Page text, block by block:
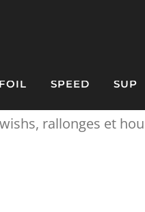
FOIL SPEED SUP
rallonges et